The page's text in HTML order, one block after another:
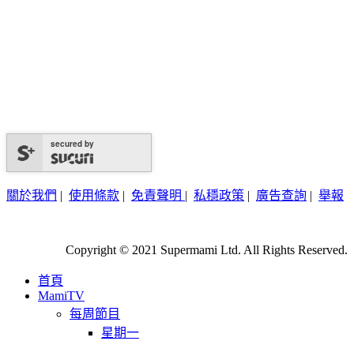
secured by
關於我們 | 使用條款 | 免責聲明 | 私穩政策 | 廣告查詢 | 舉報
Copyright © 2021 Supermami Ltd. All Rights Reserved.
首頁
MamiTV
每周節目
星期一